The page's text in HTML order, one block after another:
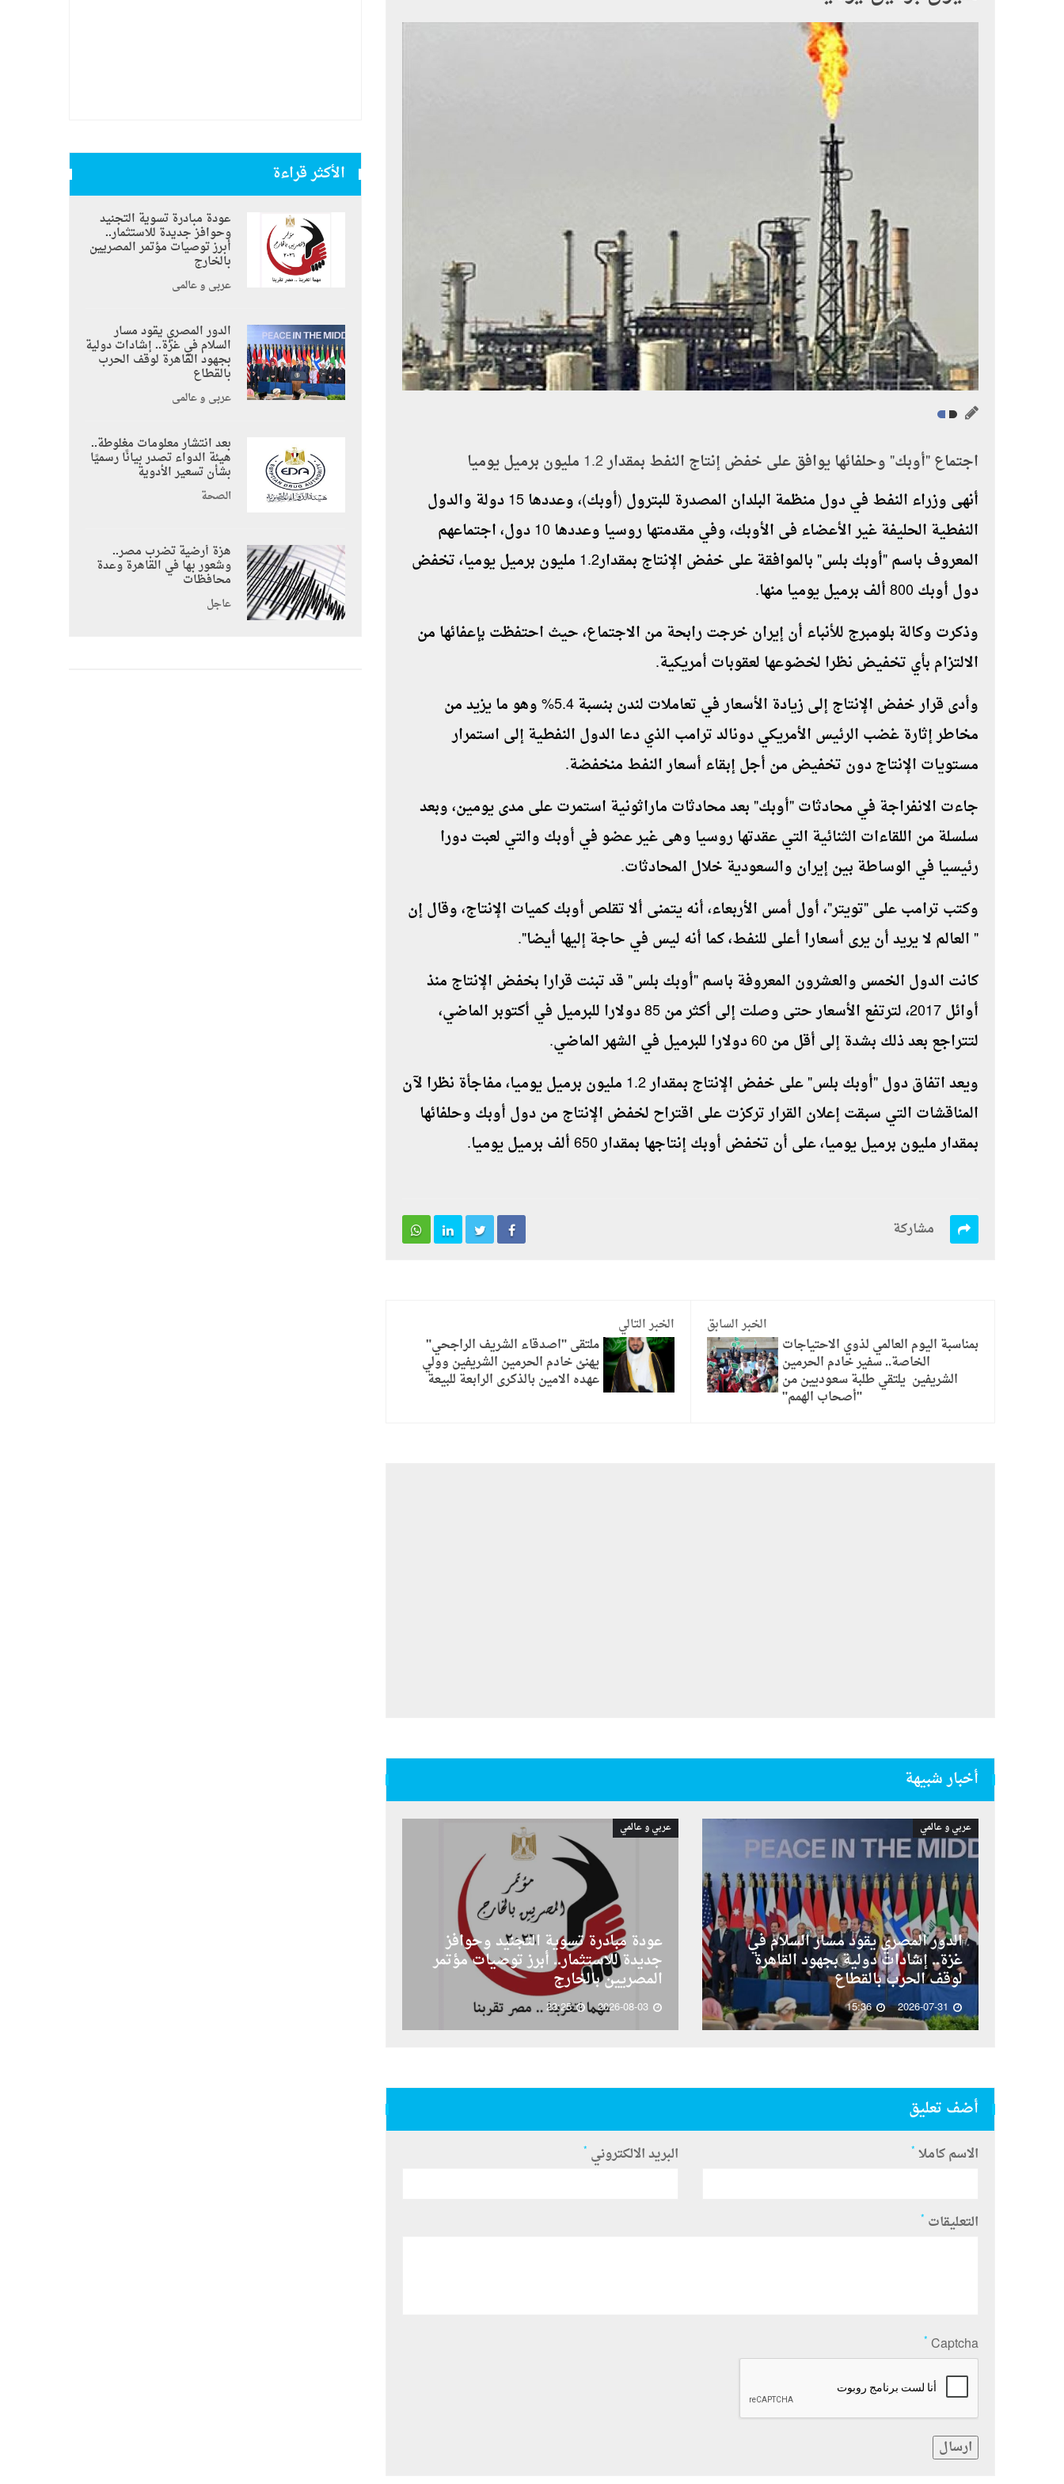
اجتماع "أوبك" وحلفائها يوافق على خفض إنتاج النفط بمقدار 1.2 مليون برميل يوميا
أنهى وزراء النفط في دول منظمة البلدان المصدرة للبترول (أوبك)، وعددها 15 دولة والدول
النفطية الحليفة غير الأعضاء فى الأوبك، وفي مقدمتها روسيا وعددها 10 دول، اجتماعهم
المعروف باسم "أوبك بلس" بالموافقة على خفض الإنتاج بمقدار1.2 مليون برميل يوميا، تخفض
دول أوبك 800 ألف برميل يوميا منها.
وذكرت وكالة بلومبرج للأنباء أن إيران خرجت رابحة من الاجتماع، حيث احتفظت بإعفائها من
الالتزام بأي تخفيض نظرا لخضوعها لعقوبات أمريكية.
وأدى قرار خفض الإنتاج إلى زيادة الأسعار في تعاملات لندن بنسبة 5.4% وهو ما يزيد من
مخاطر إثارة غضب الرئيس الأمريكي دونالد ترامب الذي دعا الدول النفطية إلى استمرار
مستويات الإنتاج دون تخفيض من أجل إبقاء أسعار النفط منخفضة.
جاءت الانفراجة في محادثات "أوبك" بعد محادثات ماراثونية استمرت على مدى يومين، وبعد
سلسلة من اللقاءات الثنائية التي عقدتها روسيا وهى غير عضو في أوبك والتي لعبت دورا
رئيسيا في الوساطة بين إيران والسعودية خلال المحادثات.
وكتب ترامب على "تويتر"، أول أمس الأربعاء، أنه يتمنى ألا تقلص أوبك كميات الإنتاج، وقال إن
" العالم لا يريد أن يرى أسعارا أعلى للنفط، كما أنه ليس في حاجة إليها أيضا".
كانت الدول الخمس والعشرون المعروفة باسم "أوبك بلس" قد تبنت قرارا بخفض الإنتاج منذ
أوائل 2017، لترتفع الأسعار حتى وصلت إلى أكثر من 85 دولارا للبرميل في أكتوبر الماضي،
لتتراجع بعد ذلك بشدة إلى أقل من 60 دولارا للبرميل في الشهر الماضي.
ويعد اتفاق دول "أوبك بلس" على خفض الإنتاج بمقدار 1.2 مليون برميل يوميا، مفاجأة نظرا لآن
المناقشات التي سبقت إعلان القرار تركزت على اقتراح لخفض الإنتاج من دول أوبك وحلفائها
بمقدار مليون برميل يوميا، على أن تخفض أوبك إنتاجها بمقدار 650 ألف برميل يوميا.
مشاركة
الخبر السابق
بمناسبة اليوم العالمي لذوي الاحتياجات
الخاصة.. سفير خادم الحرمين
الشريفين يلتقي طلبة سعوديين من
"أصحاب الهمم"
الخبر التالي
ملتقى "اصدقاء الشريف الراجحي"
يهنئ خادم الحرمين الشريفين وولي
عهده الامين بالذكرى الرابعة للبيعة
أخبار شبيهة
عربي و عالمي
الدور المصري يقود مسار السلام في
غزة.. إشادات دولية بجهود القاهرة
لوقف الحرب بالقطاع
2026-07-31
15:36
عربي و عالمي
عودة مبادرة تسوية التجنيد وحوافز
جديدة للاستثمار.. أبرز توصيات مؤتمر
المصريين بالخارج
2026-08-03
23:25
أضف تعليق
الاسم كاملا * البريد الالكتروني *
التعليقات *
Captcha
*
ارسال
الأكثر قراءة
عودة مبادرة تسوية التجنيد
وحوافز جديدة للاستثمار..
أبرز توصيات مؤتمر المصريين
بالخارج
عربي و عالمي
الدور المصري يقود مسار
السلام في غزة.. إشادات دولية
بجهود القاهرة لوقف الحرب
بالقطاع
عربي و عالمي
بعد انتشار معلومات مغلوطة..
هيئة الدواء تصدر بيانًا رسميًا
بشأن تسعير الأدوية
الصحة
هزة أرضية تضرب مصر..
وشعور بها في القاهرة وعدة
محافظات
عاجل